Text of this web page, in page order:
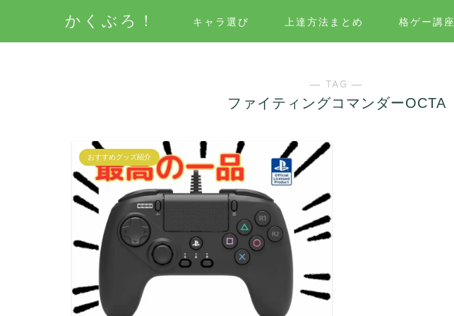
かくぶろ！ キャラ選び 上達方法まとめ 格ゲー講座
― TAG ―
ファイティングコマンダーOCTA
おすすめグッズ紹介